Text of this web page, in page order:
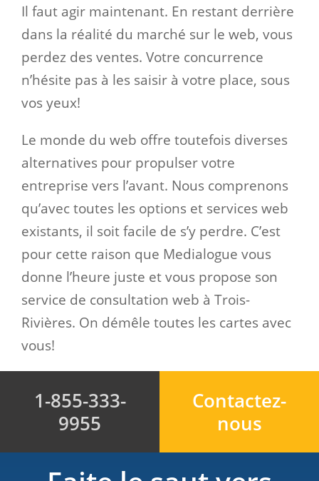
Il faut agir maintenant. En restant derrière
dans la réalité du marché sur le web, vous
perdez des ventes. Votre concurrence
n’hésite pas à les saisir à votre place, sous
vos yeux!
Le monde du web offre toutefois diverses
alternatives pour propulser votre
entreprise vers l’avant. Nous comprenons
qu’avec toutes les options et services web
existants, il soit facile de s’y perdre. C’est
pour cette raison que Medialogue vous
donne l’heure juste et vous propose son
service de consultation web à Trois-
Rivières. On démêle toutes les cartes avec
vous!
1-855-333-
9955
Contactez-
nous